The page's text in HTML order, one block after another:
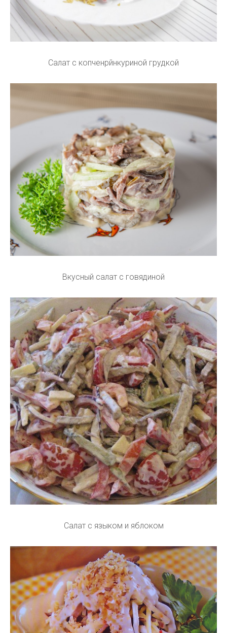
Салат с копченрйнкуриной грудкой
Вкусный салат с говядиной
Салат с языком и яблоком